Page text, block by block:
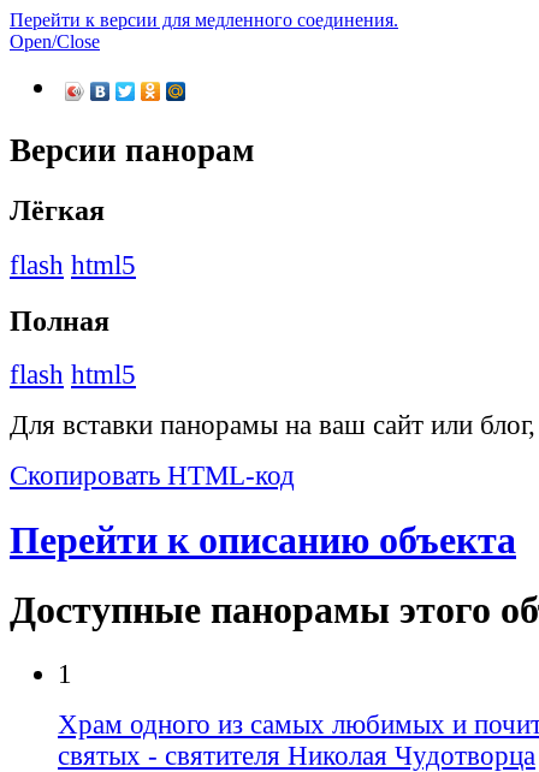
Перейти к версии для медленного соединения.
Open/Close
Версии панорам
Лёгкая
flash html5
Полная
flash html5
Для вставки панорамы на ваш сайт или
Скопировать HTML-код
Перейти к описанию объекта
Доступные панорамы этого
1
Храм одного из самых любимых и
святых - святителя Николая Чудотворца